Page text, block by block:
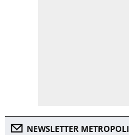
NEWSLETTER METROPOLI